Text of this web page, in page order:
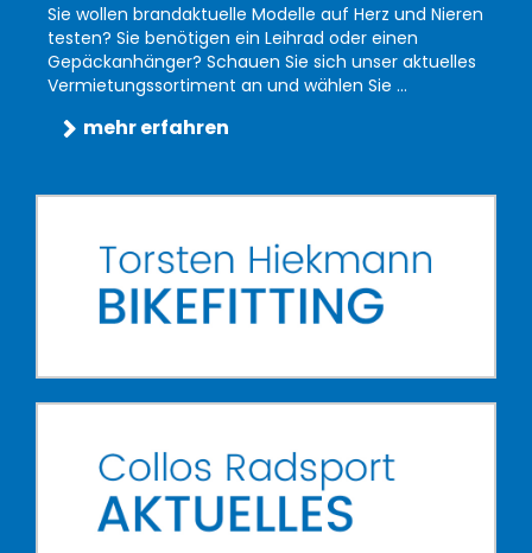
Sie wollen brandaktuelle Modelle auf Herz und Nieren
testen? Sie benötigen ein Leihrad oder einen
Gepäckanhänger? Schauen Sie sich unser aktuelles
Vermietungssortiment an und wählen Sie ...
mehr erfahren